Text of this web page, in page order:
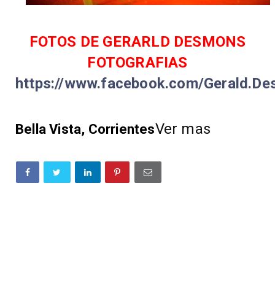
FOTOS DE GERARLD DESMONS
FOTOGRAFIAS
https://www.facebook.com/
Bella Vista, CorrientesVer mas